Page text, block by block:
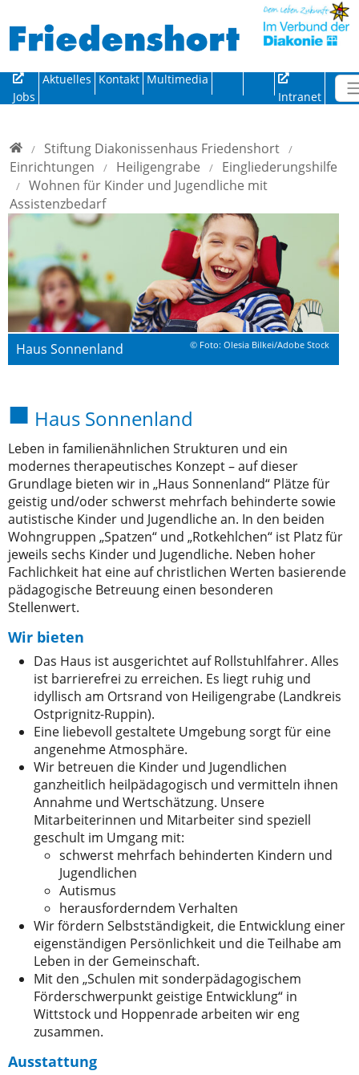
Jobs
Aktuelles Kontakt Multimedia
Intranet
HomeStiftung Diakonissenhaus Friedenshort
Einrichtungen
Heiligengrabe
Eingliederungshilfe
Wohnen für Kinder und Jugendliche mit
Assistenzbedarf
Haus Sonnenland © Foto: Olesia Bilkei/Adobe Stock
Haus Sonnenland
Leben in familienähnlichen Strukturen und ein
modernes therapeutisches Konzept – auf dieser
Grundlage bieten wir in „Haus Sonnenland“ Plätze für
geistig und/oder schwerst mehrfach behinderte sowie
autistische Kinder und Jugendliche an. In den beiden
Wohngruppen „Spatzen“ und „Rotkehlchen“ ist Platz für
jeweils sechs Kinder und Jugendliche. Neben hoher
Fachlichkeit hat eine auf christlichen Werten basierende
pädagogische Betreuung einen besonderen
Stellenwert.
Wir bieten
Das Haus ist ausgerichtet auf Rollstuhlfahrer. Alles
ist barrierefrei zu erreichen. Es liegt ruhig und
idyllisch am Ortsrand von Heiligengrabe (Landkreis
Ostprignitz-Ruppin).
Eine liebevoll gestaltete Umgebung sorgt für eine
angenehme Atmosphäre.
Wir betreuen die Kinder und Jugendlichen
ganzheitlich heilpädagogisch und vermitteln ihnen
Annahme und Wertschätzung. Unsere
Mitarbeiterinnen und Mitarbeiter sind speziell
geschult im Umgang mit:
schwerst mehrfach behinderten Kindern und
Jugendlichen
Autismus
herausforderndem Verhalten
Wir fördern Selbstständigkeit, die Entwicklung einer
eigenständigen Persönlichkeit und die Teilhabe am
Leben in der Gemeinschaft.
Mit den „Schulen mit sonderpädagogischem
Förderschwerpunkt geistige Entwicklung“ in
Wittstock und Hoppenrade arbeiten wir eng
zusammen.
Ausstattung